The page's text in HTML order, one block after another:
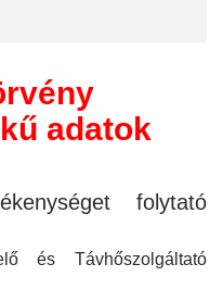
adatok
folytató
és Távhőszolgáltató